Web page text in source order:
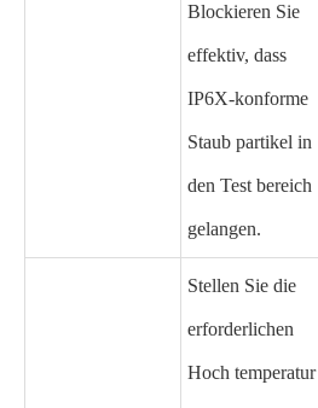
Blockieren Sie
effektiv, dass
IP6X-konforme
Staub partikel in
den Test bereich
gelangen.
Stellen Sie die
erforderlichen
Hoch temperatur